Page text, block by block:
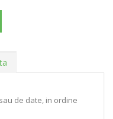
de date, in ordine